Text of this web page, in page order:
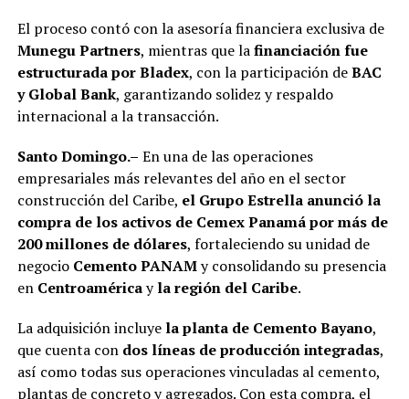
El proceso contó con la asesoría financiera exclusiva de
Munegu Partners, mientras que lafinanciación fue
estructurada por Bladex, con la participación deBAC
y Global Bank, garantizando solidez y respaldo
internacional a la transacción.
Santo Domingo.– En una de las operaciones
empresariales más relevantes del año en el sector
construcción del Caribe, el Grupo Estrella anunció la
compra de los activos de Cemex Panamá por más de
200 millones de dólares, fortaleciendo su unidad de
negocio Cemento PANAMy consolidando su presencia
en Centroaméricayla región del Caribe.
La adquisición incluye la planta de Cemento Bayano,
que cuenta con dos líneas de producción integradas,
así como todas sus operaciones vinculadas al cemento,
plantas de concreto y agregados. Con esta compra, el